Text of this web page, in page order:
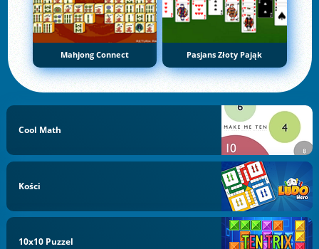
Mahjong Connect Pasjans Złoty Pająk
Cool Math
Kości
10x10 Puzzel